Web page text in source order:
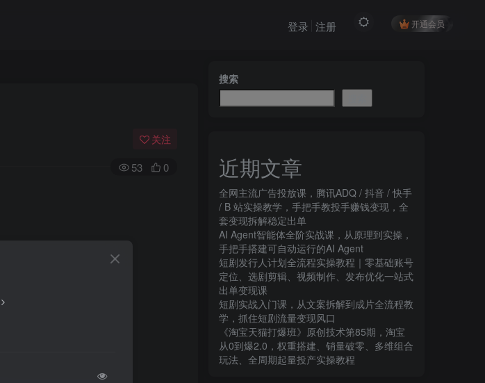
开通会员
登录 注册
关注
53 0
搜索
近期文章
全网主流广告投放课，腾讯ADQ / 抖音 / 快手
/ B 站实操教学，手把手教投手赚钱变现，全
套变现拆解稳定出单
AI Agent智能体全阶实战课，从原理到实操，
手把手搭建可自动运行的AI Agent
短剧发行人计划全流程实操教程｜零基础账号
定位、选剧剪辑、视频制作、发布优化一站式
出单变现课​
短剧实战入门课，从文案拆解到成片全流程教
学，抓住短剧流量变现风口
《淘宝天猫打爆班》原创技术第85期，淘宝
从0到爆2.0，权重搭建、销量破零、多维组合
玩法、全周期起量投产实操教程